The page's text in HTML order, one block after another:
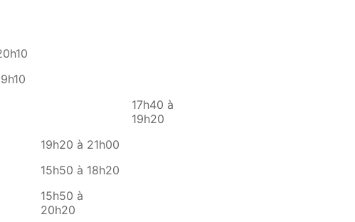
17h40 à
19h20
19h20 à 21h00
15h50 à 18h20
15h50 à
20h20